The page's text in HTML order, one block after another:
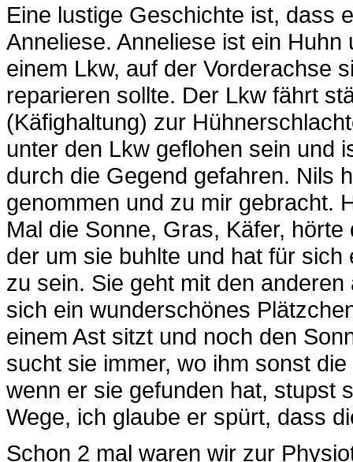
Eine lustige Geschichte ist, dass
Anneliese. Anneliese ist ein
einem Lkw, auf der Vorderachse
reparieren sollte. Der Lkw fährt
(Käfighaltung) zur
unter den Lkw geflohen sein und
durch die Gegend gefahren. Nils
genommen und zu mir gebracht.
Mal die Sonne, Gras, Käfer,
der um sie buhlte und hat für
zu sein. Sie geht mit den
sich ein wunderschönes
einem Ast sitzt und noch den
sucht sie immer, wo ihm sonst
wenn er sie gefunden hat, stupst
Wege, ich glaube er spürt, dass
Schon 2 mal waren wir zur